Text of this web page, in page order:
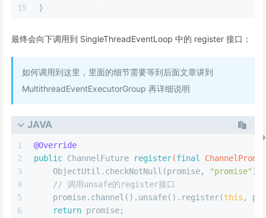
15
}
最终会向下调用到 SingleThreadEventLoop 中的 register 接口：
如何调用到这里，里面的细节需要等到后面文章讲到
MultithreadEventExecutorGroup 再详细说明
JAVA
1
2
3
4
5
6
@Override
public ChannelFuture register(final
    ObjectUtil.checkNotNull(promise,
"promise" );
// 调用unsafe的register接口
    promise.channel().unsafe().register(
this ,
return promise;